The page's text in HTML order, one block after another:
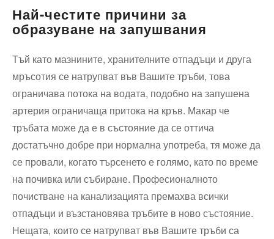
Най-честите причини за
образуване на запушвания
Тъй като мазнините, хранителните отпадъци и друга
мръсотия се натрупват във Вашите тръби, това
ограничава потока на водата, подобно на запушена
артерия ограничаща притока на кръв. Макар че
тръбата може да е в състояние да се оттича
достатъчно добре при нормална употреба, тя може да
се провали, когато търсенето е голямо, като по време
на почивка или събиране. Професионалното
почистване на канализацията премахва всички
отпадъци и възстановява тръбите в ново състояние.
Нещата, които се натрупват във Вашите тръби са